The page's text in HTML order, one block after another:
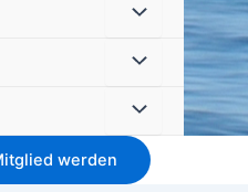
werden